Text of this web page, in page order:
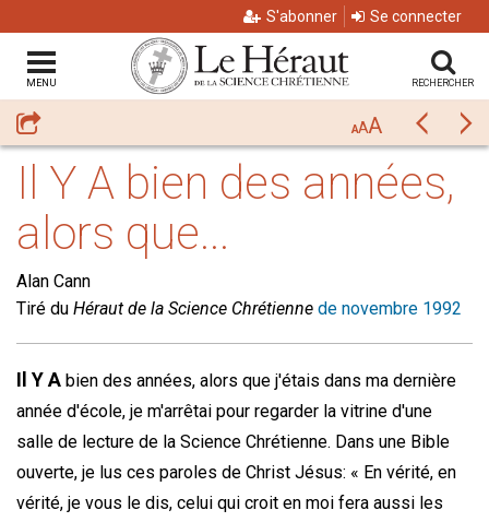
S'abonner Se connecter
MENU RECHERCHER
Partager AAA
Il Y A bien des années,
alors que...
Alan Cann
Tiré du Héraut de la Science Chrétienne de novembre 1992
Il Y A bien des années, alors que j'étais dans ma dernière
année d'école, je m'arrêtai pour regarder la vitrine d'une
salle de lecture de la Science Chrétienne. Dans une Bible
ouverte, je lus ces paroles de Christ Jésus: « En vérité, en
vérité, je vous le dis, celui qui croit en moi fera aussi les